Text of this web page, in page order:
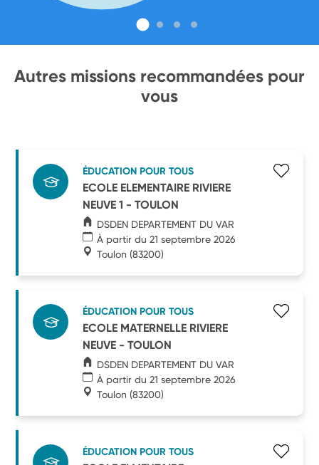
Autres missions recommandées pour
vous
ÉDUCATION POUR TOUS
ECOLE ELEMENTAIRE RIVIERE
NEUVE 1 - TOULON
DSDEN DEPARTEMENT DU VAR
À partir du 21 septembre 2026
Toulon (83200)
ÉDUCATION POUR TOUS
ECOLE MATERNELLE RIVIERE
NEUVE - TOULON
DSDEN DEPARTEMENT DU VAR
À partir du 21 septembre 2026
Toulon (83200)
ÉDUCATION POUR TOUS